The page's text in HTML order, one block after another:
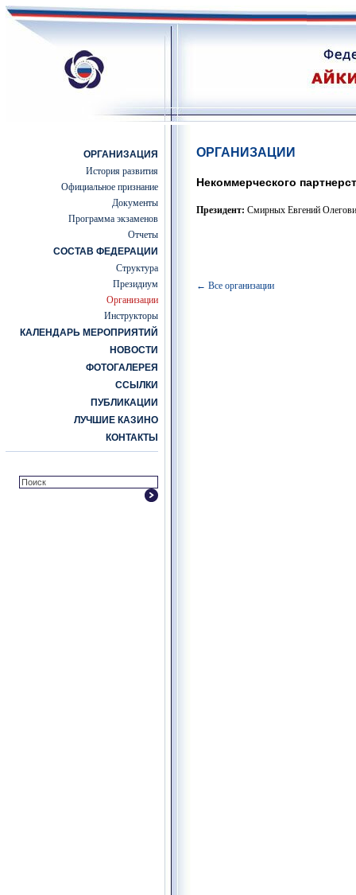
ОРГАНИЗАЦИЯ
История развития
Официальное признание
Документы
Программа экзаменов
Отчеты
СОСТАВ ФЕДЕРАЦИИ
Структура
Президиум
Организации
Инструкторы
КАЛЕНДАРЬ МЕРОПРИЯТИЙ
НОВОСТИ
ФОТОГАЛЕРЕЯ
ССЫЛКИ
ПУБЛИКАЦИИ
ЛУЧШИЕ КАЗИНО
КОНТАКТЫ
ОРГАНИЗАЦИИ
Некоммерческого
Президент: Смирных Евгений
← Все организации